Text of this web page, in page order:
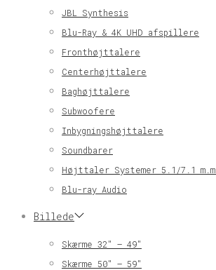
JBL Synthesis
Blu-Ray & 4K UHD afspillere
Fronthøjttalere
Centerhøjttalere
Baghøjttalere
Subwoofere
Inbygningshøjttalere
Soundbarer
Højttaler Systemer 5.1/7.1 m.m.
Blu-ray Audio
Billede
Skærme 32″ – 49″
Skærme 50″ – 59″